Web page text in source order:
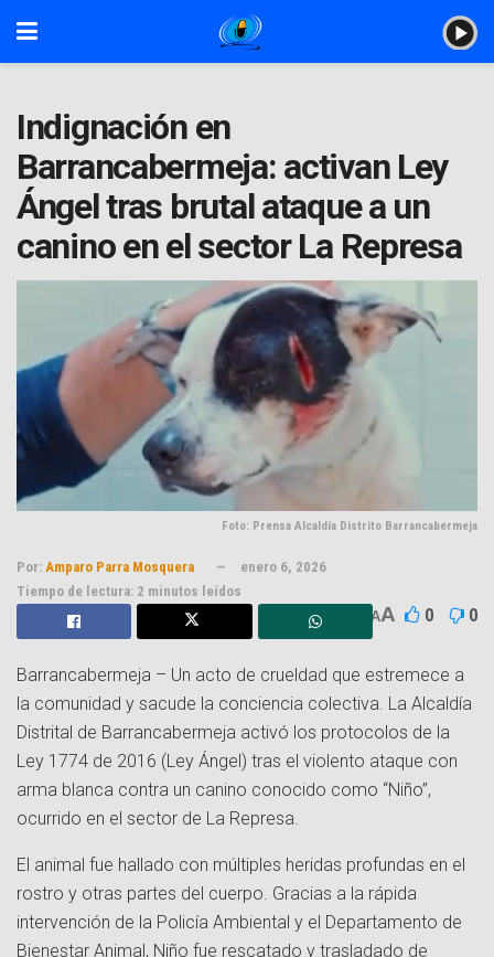
Indignación en
Barrancabermeja: activan Ley
Ángel tras brutal ataque a un
canino en el sector La Represa
Foto: Prensa Alcaldía Distrito Barrancabermeja
Por: Amparo Parra Mosquera
enero 6, 2026
Tiempo de lectura: 2 minutos leídos
AA 0 0
Barrancabermeja – Un acto de crueldad que estremece a
la comunidad y sacude la conciencia colectiva. La Alcaldía
Distrital de Barrancabermeja activó los protocolos de la
Ley 1774 de 2016 (Ley Ángel) tras el violento ataque con
arma blanca contra un canino conocido como “Niño”,
ocurrido en el sector de La Represa.
El animal fue hallado con múltiples heridas profundas en el
rostro y otras partes del cuerpo. Gracias a la rápida
intervención de la Policía Ambiental y el Departamento de
Bienestar Animal, Niño fue rescatado y trasladado de